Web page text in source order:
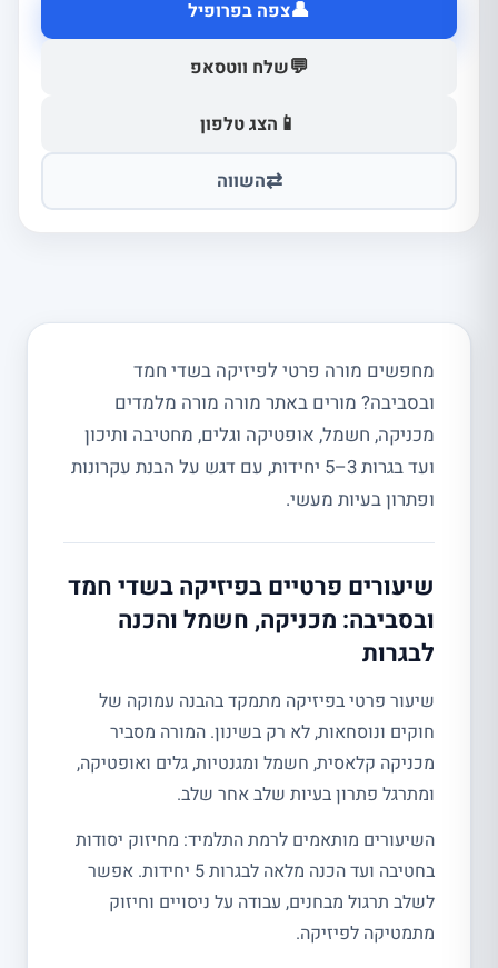
👤צפה בפרופיל
💬שלח ווטסאפ
📱 הצג טלפון
⇄השווה
מחפשים מורה פרטי לפיזיקה בשדי חמד
ובסביבה? מורים באתר מורה מורה מלמדים
מכניקה, חשמל, אופטיקה וגלים, מחטיבה ותיכון
ועד בגרות 3–5 יחידות, עם דגש על הבנת עקרונות
ופתרון בעיות מעשי.
שיעורים פרטיים בפיזיקה בשדי חמד
ובסביבה: מכניקה, חשמל והכנה
לבגרות
שיעור פרטי בפיזיקה מתמקד בהבנה עמוקה של
חוקים ונוסחאות, לא רק בשינון. המורה מסביר
מכניקה קלאסית, חשמל ומגנטיות, גלים ואופטיקה,
ומתרגל פתרון בעיות שלב אחר שלב.
השיעורים מותאמים לרמת התלמיד: מחיזוק יסודות
בחטיבה ועד הכנה מלאה לבגרות 5 יחידות. אפשר
לשלב תרגול מבחנים, עבודה על ניסויים וחיזוק
מתמטיקה לפיזיקה.